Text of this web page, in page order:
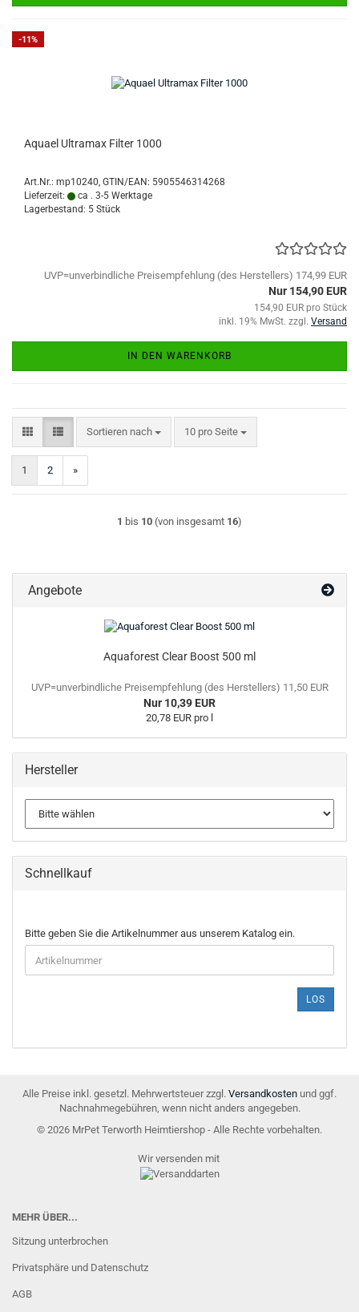
-11%
Aquael Ultramax Filter 1000
Art.Nr.: mp10240 GTIN/EAN: 5905546314268
Lieferzeit:
ca . 3-5 Werktage
Lagerbestand: 5 Stück
UVP=unverbindliche Preisempfehlung (des Herstellers) 174,99 EUR
Nur 154,90 EUR
154,90 EUR pro Stück
inkl. 19% MwSt. zzgl. Versand
IN DEN WARENKORB
Sortieren nach
Sortieren nach 10 pro Seite
pro Seite
1 2 »
1 bis 10 (von insgesamt 16)
Angebote
Aquaforest Clear Boost 500 ml
UVP=unverbindliche Preisempfehlung (des Herstellers) 11,50 EUR
Nur 10,39 EUR
20,78 EUR pro l
Hersteller
Schnellkauf
BITTE
GEBEN
SIE
DIE
EIN.
Bitte geben Sie die Artikelnummer aus unserem Katalog ein.
LOS
Alle Preise inkl. gesetzl. Mehrwertsteuer zzgl. Versandkosten und ggf.
Nachnahmegebühren, wenn nicht anders angegeben.
© 2026 MrPet Terworth Heimtiershop - Alle Rechte vorbehalten.
Wir versenden mit
MEHR ÜBER...
Sitzung unterbrochen
Privatsphäre und Datenschutz
AGB